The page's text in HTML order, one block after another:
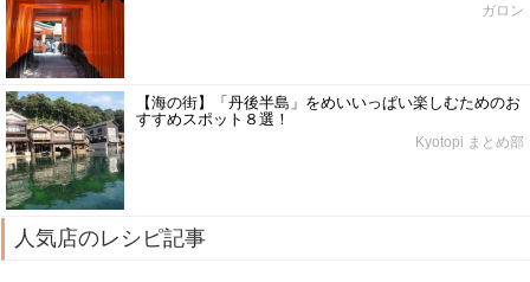
ガロン
【海の街】「丹後半島」をめいいっぱい楽しむためのお
すすめスポット８選！
Kyotopi まとめ部
人気店のレシピ記事